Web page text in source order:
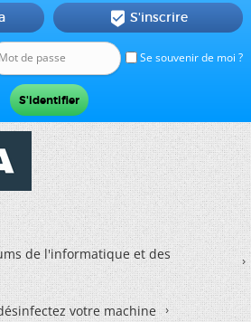
Se souvenir de moi ?
 S'inscrire
de l'informatique et des
votre machine